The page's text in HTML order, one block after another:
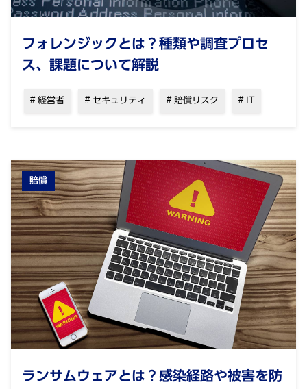
フォレンジックとは？種類や調査プロセ
ス、課題について解説
経営者 セキュリティ 賠償リスク IT
賠償
ランサムウェアとは？感染経路や被害を防